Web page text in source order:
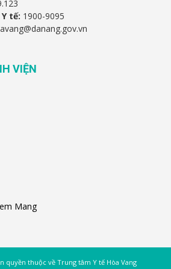
tế: 1900-9095
VIỆN
quyền thuộc về Trung tâm Y tế Hòa Vang